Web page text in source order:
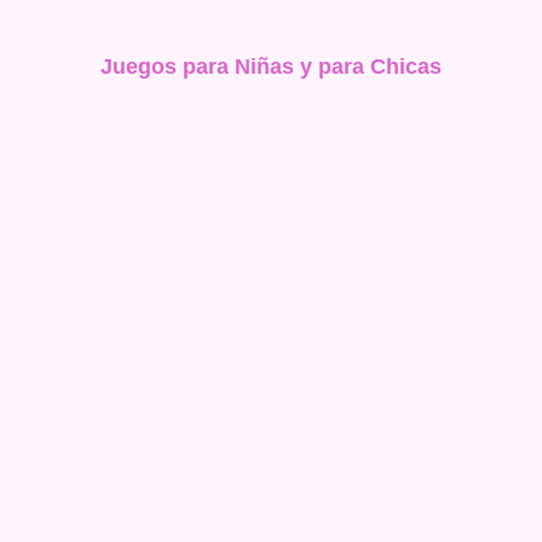
Juegos para Niñas y para Chicas